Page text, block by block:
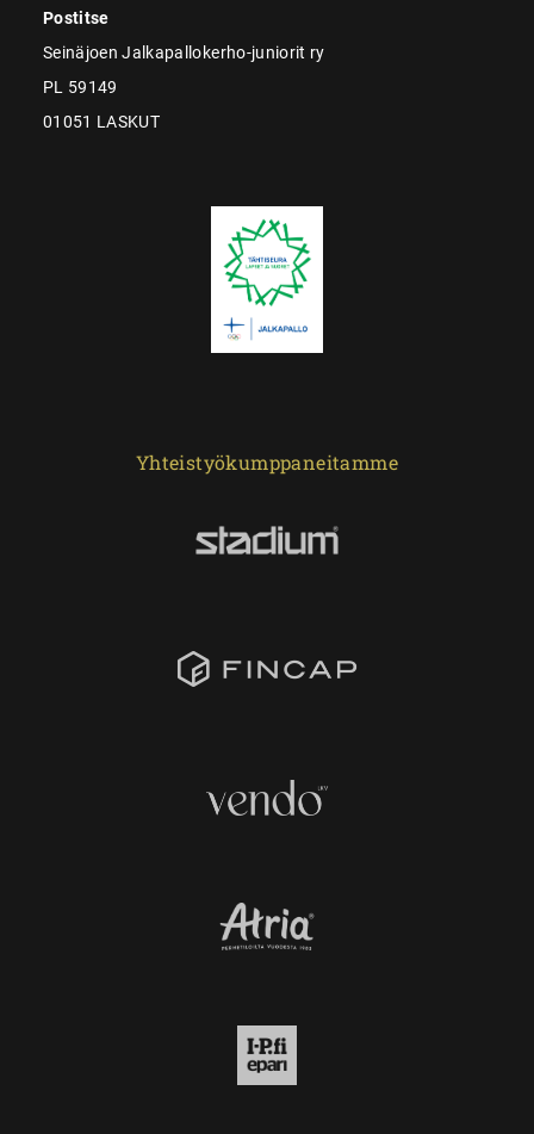
Postitse
Seinäjoen Jalkapallokerho-juniorit ry
PL 59149
01051 LASKUT
Yhteistyökumppaneitamme